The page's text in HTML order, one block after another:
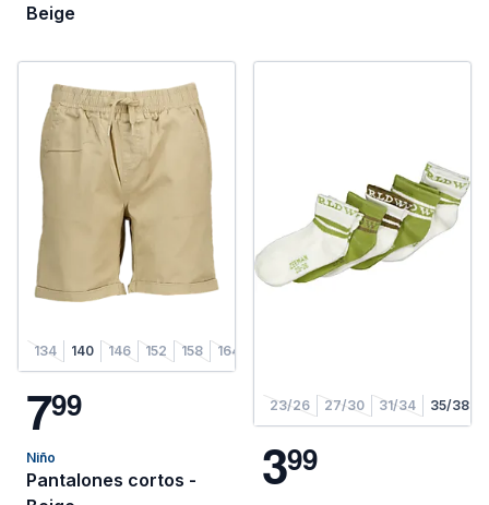
Beige
134 140 146 152 158 164
799
Niño
Pantalones cortos -
23/26 27/30 31/34 35/38
399